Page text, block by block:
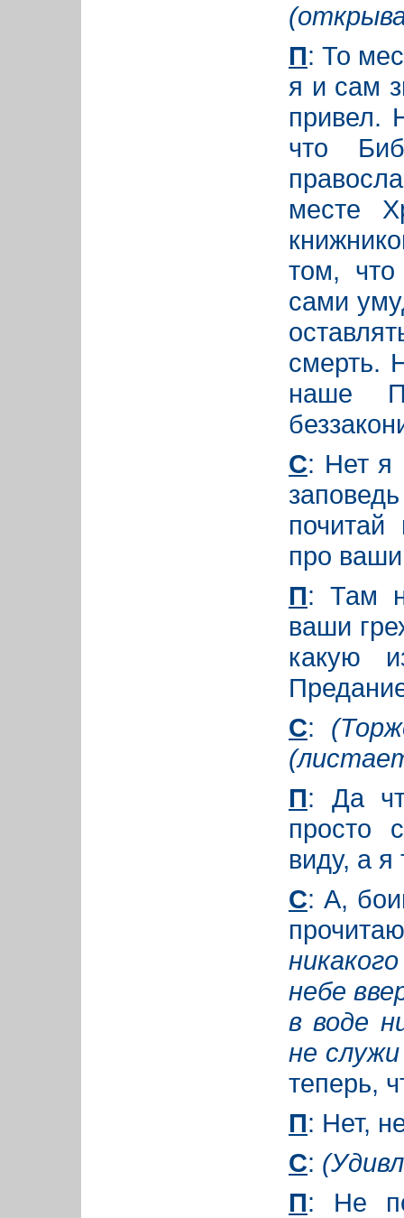
П: То
я и сам
привел.
что
месте
том,
сами
смерть.
наше
С: Нет я
про ваши
П: Там
ваши
какую
С:
П: Да
просто
виду, а
С: А,
небе
в воде
не
теперь,
П: Нет,
С:
П: Не